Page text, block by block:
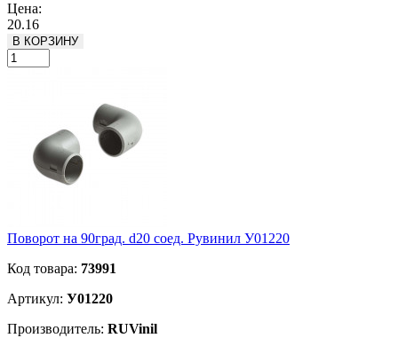
Цена:
20.16
В КОРЗИНУ
Поворот на 90град. d20 соед. Рувинил У01220
Код товара: 73991
Артикул: У01220
Производитель: RUVinil